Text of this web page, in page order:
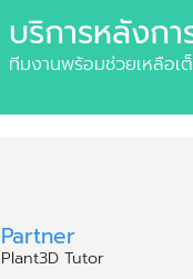
บริการหลังกา
ทีมงานพร้อมช่วยเหลือเ
Partner
Plant3D Tutor